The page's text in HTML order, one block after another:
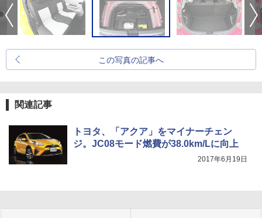
この写真の記事へ
関連記事
トヨタ、「アクア」をマイナーチェン
ジ。JC08モード燃費が38.0km/Lに向上
2017年6月19日